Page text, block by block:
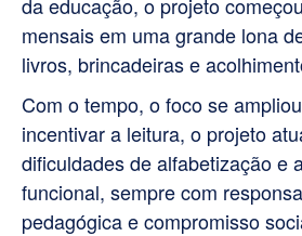
mensais em uma grande lona
livros, brincadeiras e
Com o tempo, o foco se
incentivar a leitura, o projeto
dificuldades de alfabetização e
funcional, sempre com
pedagógica e compromisso